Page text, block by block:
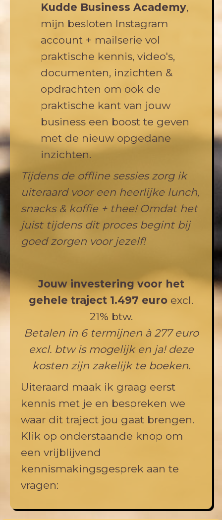
Kudde Business Academy,
mijn besloten Instagram
account + mailserie vol
praktische kennis, video's,
documenten, inzichten &
opdrachten om ook de
praktische kant van jouw
business een boost te geven
met de nieuw opgedane
inzichten.
Tijdens de offline sessies zorg ik
uiteraard voor een heerlijke lunch,
snacks & koffie + thee! Omdat het
juist tijdens dit proces begint bij
goed zorgen voor jezelf!
Jouw investering voor het
gehele traject 1.497 euro excl.
21% btw.
Betalen in 6 termijnen à 277 euro
excl. btw is mogelijk en ja! deze
kosten zijn zakelijk te boeken.
Uiteraard maak ik graag eerst
kennis met je en bespreken we
waar dit traject jou gaat brengen.
Klik op onderstaande knop om
een vrijblijvend
kennismakingsgesprek aan te
vragen: